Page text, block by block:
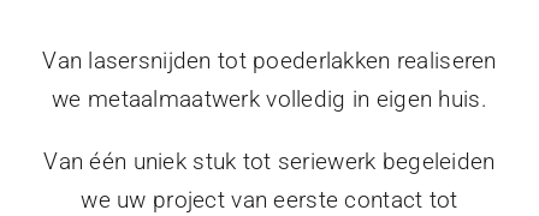
Van lasersnijden tot poederlakken realiseren
we metaalmaatwerk volledig in eigen huis.
Van één uniek stuk tot seriewerk begeleiden
we uw project van eerste contact tot